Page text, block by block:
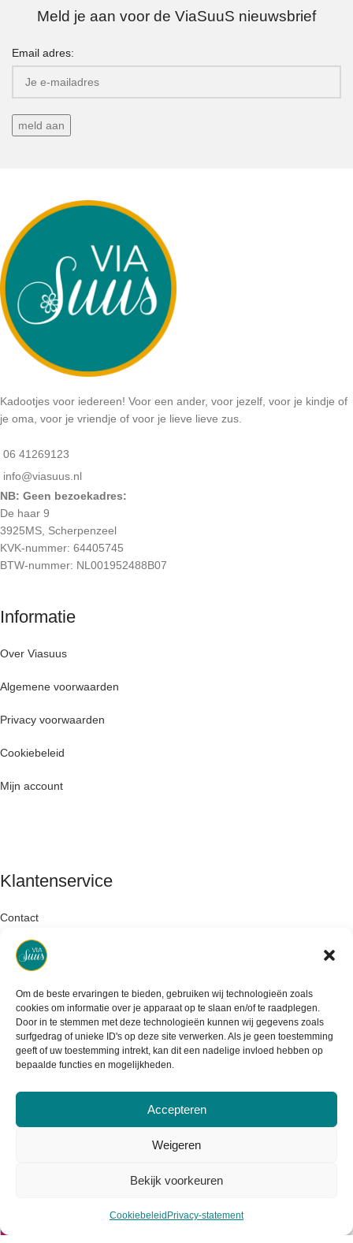
Om de beste ervaringen te bieden, gebruiken wij technologieën zoals
cookies om informatie over je apparaat op te slaan en/of te raadplegen.
Door in te stemmen met deze technologieën kunnen wij gegevens zoals
surfgedrag of unieke ID's op deze site verwerken. Als je geen toestemming
geeft of uw toestemming intrekt, kan dit een nadelige invloed hebben op
bepaalde functies en mogelijkheden.
Accepteren
Weigeren
Bekijk voorkeuren
Cookiebeleid Privacy-statement
Meld je aan voor de ViaSuuS nieuwsbrief
Email adres:
Kadootjes voor iedereen! Voor een ander, voor jezelf, voor je kindje of
je oma, voor je vriendje of voor je lieve lieve zus.
06 41269123
info@viasuus.nl
NB: Geen bezoekadres:
De haar 9
3925MS, Scherpenzeel
KVK-nummer: 64405745
BTW-nummer: NL001952488B07
Informatie
Over Viasuus
Algemene voorwaarden
Privacy voorwaarden
Cookiebeleid
Mijn account
Klantenservice
Contact
Retourneren
Levertijd & verzendkosten